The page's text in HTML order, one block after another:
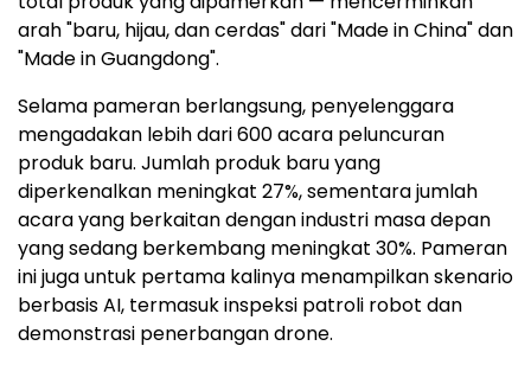
arah "baru, hijau, dan cerdas" dari "Made in China" dan
"Made in Guangdong".
Selama pameran berlangsung, penyelenggara
mengadakan lebih dari 600 acara peluncuran
produk baru. Jumlah produk baru yang
diperkenalkan meningkat 27%, sementara jumlah
acara yang berkaitan dengan industri masa depan
yang sedang berkembang meningkat 30%. Pameran
ini juga untuk pertama kalinya menampilkan skenario
berbasis AI, termasuk inspeksi patroli robot dan
demonstrasi penerbangan drone.